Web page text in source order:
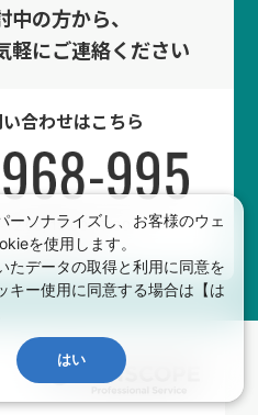
の方から、
軽にご連絡ください
合わせはこちら
13:00-17:30
金（祝祭除く）
ーソナライズし、お客様のウェ
を使用します。
たデータの取得と利用に同意を
キー使用に同意する場合は【は
はい